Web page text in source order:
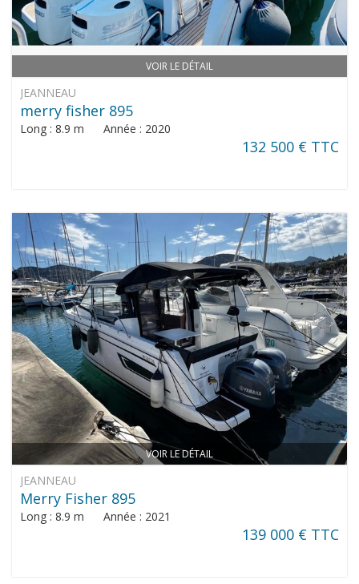
VOIR LE DÉTAIL
JEANNEAU
merry fisher 895
Long : 8.9 m Année : 2020
132 500 € TTC
VOIR LE DÉTAIL
JEANNEAU
Merry Fisher 895
Long : 8.9 m Année : 2021
139 000 € TTC